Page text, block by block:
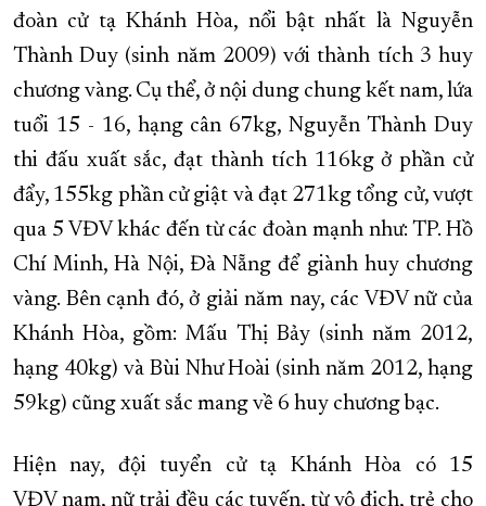
đoàn cử tạ Khánh Hòa, nổi bật nhất là Nguyễn
Thành Duy (sinh năm 2009) với thành tích 3 huy
chương vàng. Cụ thể, ở nội dung chung kết nam, lứa
tuổi 15 - 16, hạng cân 67kg, Nguyễn Thành Duy
thi đấu xuất sắc, đạt thành tích 116kg ở phần cử
đẩy, 155kg phần cử giật và đạt 271kg tổng cử, vượt
qua 5 VĐV khác đến từ các đoàn mạnh như: TP. Hồ
Chí Minh, Hà Nội, Đà Nẵng để giành huy chương
vàng. Bên cạnh đó, ở giải năm nay, các VĐV nữ của
Khánh Hòa, gồm: Mấu Thị Bảy (sinh năm 2012,
hạng 40kg) và Bùi Như Hoài (sinh năm 2012, hạng
59kg) cũng xuất sắc mang về 6 huy chương bạc.
Hiện nay, đội tuyển cử tạ Khánh Hòa có 15
VĐV nam, nữ trải đều các tuyến, từ vô địch, trẻ cho